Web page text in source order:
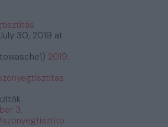
July 30, 2019 at
2019.
3.
#szonyegtisztito